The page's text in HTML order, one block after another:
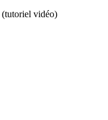
(tutoriel vidéo)